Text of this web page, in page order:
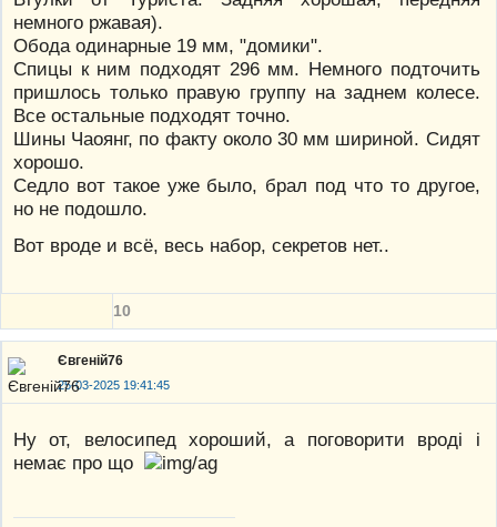
немного ржавая).
Обода одинарные 19 мм, "домики".
Спицы к ним подходят 296 мм. Немного подточить
пришлось только правую группу на заднем колесе.
Все остальные подходят точно.
Шины Чаоянг, по факту около 30 мм шириной. Сидят
хорошо.
Седло вот такое уже было, брал под что то другое,
но не подошло.
Вот вроде и всё, весь набор, секретов нет..
10
Євгеній76
25-03-2025 19:41:45
Ну от, велосипед хороший, а поговорити вроді і
немає про що